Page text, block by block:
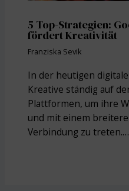
5 Top-Strategien:
fördert Kreativität
Franziska Sevik
In der heutigen
Kreative ständig auf
Plattformen, um ihre
und mit einem
Verbindung zu treten.…